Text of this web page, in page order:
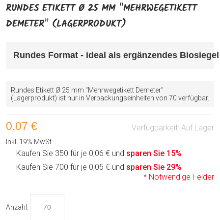
RUNDES ETIKETT Ø 25 MM "MEHRWEGETIKETT
DEMETER" (LAGERPRODUKT)
Rundes Format - ideal als ergänzendes Biosiegel
Rundes Etikett Ø 25 mm "Mehrwegetikett Demeter"
(Lagerprodukt) ist nur in Verpackungseinheiten von 70 verfügbar.
Verfügbarkeit: Auf Lager
0,07 €
Inkl. 19% MwSt.
Kaufen Sie 350 für je 0,06 € und sparen Sie 15%
Kaufen Sie 700 für je 0,05 € und sparen Sie 29%
* Notwendige Felder
Anzahl: